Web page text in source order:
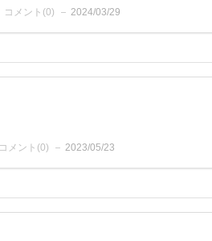
コメント(0) 2024/03/29
コメント(0) 2023/05/23